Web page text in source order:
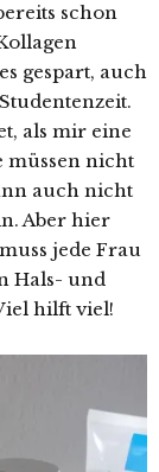
schon
gespart, auch
als mir eine
müssen nicht
auch nicht
Aber hier
jede Frau
Hals- und
hilft viel!